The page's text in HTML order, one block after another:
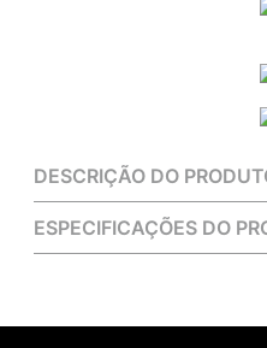
DESCRIÇÃO DO
ESPECIFICAÇÕES DO